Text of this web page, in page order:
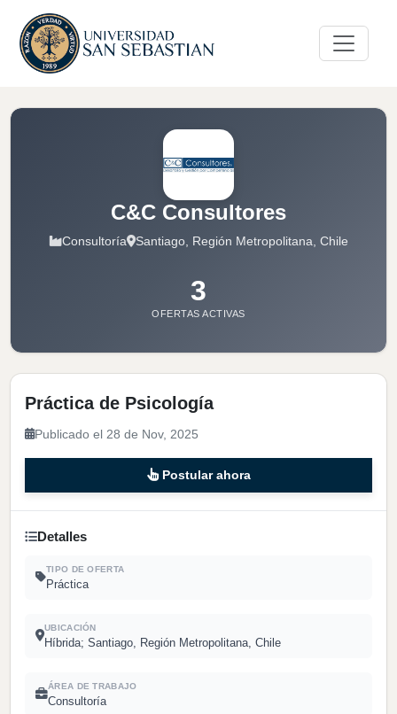
C&C Consultores
Consultoría Santiago, Región Metropolitana, Chile
3
OFERTAS ACTIVAS
Práctica de Psicología
Publicado el 28 de Nov, 2025
Postular ahora
Detalles
TIPO DE OFERTA
Práctica
UBICACIÓN
Híbrida; Santiago, Región Metropolitana, Chile
ÁREA DE TRABAJO
Consultoría